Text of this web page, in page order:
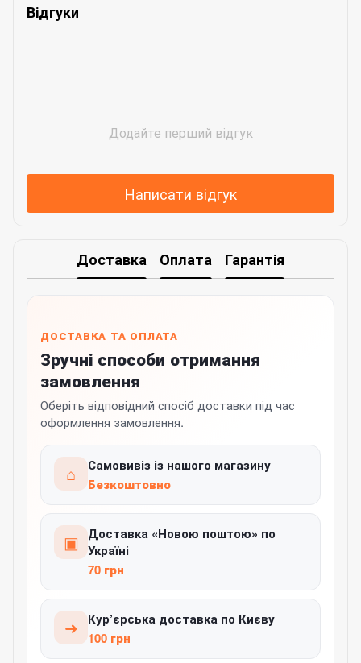
Відгуки
Додайте перший відгук
Написати відгук
Доставка Оплата Гарантія
ДОСТАВКА ТА ОПЛАТА
Зручні способи отримання
замовлення
Оберіть відповідний спосіб доставки під час
оформлення замовлення.
⌂
Самовивіз із нашого магазину
Безкоштовно
▣
Доставка «Новою поштою» по
Україні
70 грн
➜
Кур’єрська доставка по Києву
100 грн